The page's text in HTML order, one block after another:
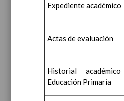
Expediente académico
Actas de evaluación
Historial
Educación Primaria